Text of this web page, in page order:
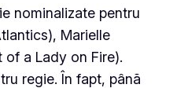
nominalizate pentru
Marielle
of a Lady on Fire).
regie. În fapt, până